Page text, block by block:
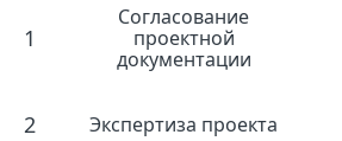
1
Согласование
проектной
документации
2 Экспертиза проекта